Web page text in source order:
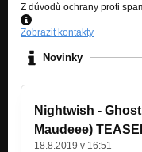
Z důvodů ochrany proti
Zobrazit kontakty
Novinky
Nightwish -
Maudeee)
18.8.2019 v 16:51